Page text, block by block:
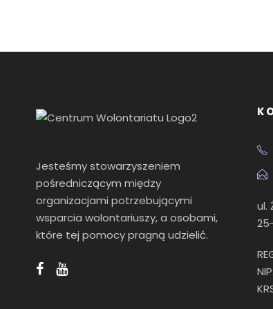
Jesteśmy stowarzyszeniem
pośredniczącym między
organizacjami potrzebującymi
wsparcia wolontariuszy, a osobami,
które tej pomocy pragną udzielić.
ul.